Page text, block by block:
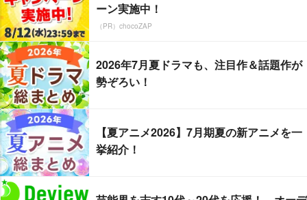
ーン実施中！
（PR）chocoZAP
2026年7月夏ドラマも、注目作＆話題作が
勢ぞろい！
【夏アニメ2026】7月期夏の新アニメを一
挙紹介！